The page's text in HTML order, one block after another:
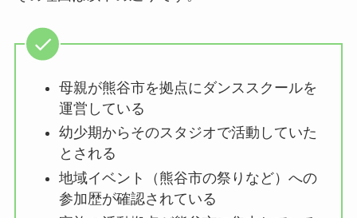
母親が熊谷市を拠点にダンススクールを
運営している
幼少期からそのスタジオで活動していた
とされる
地域イベント（熊谷市の祭りなど）への
参加歴が確認されている